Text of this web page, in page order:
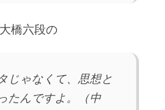
橋六段の
じゃなくて、思想と
たんですよ。（中